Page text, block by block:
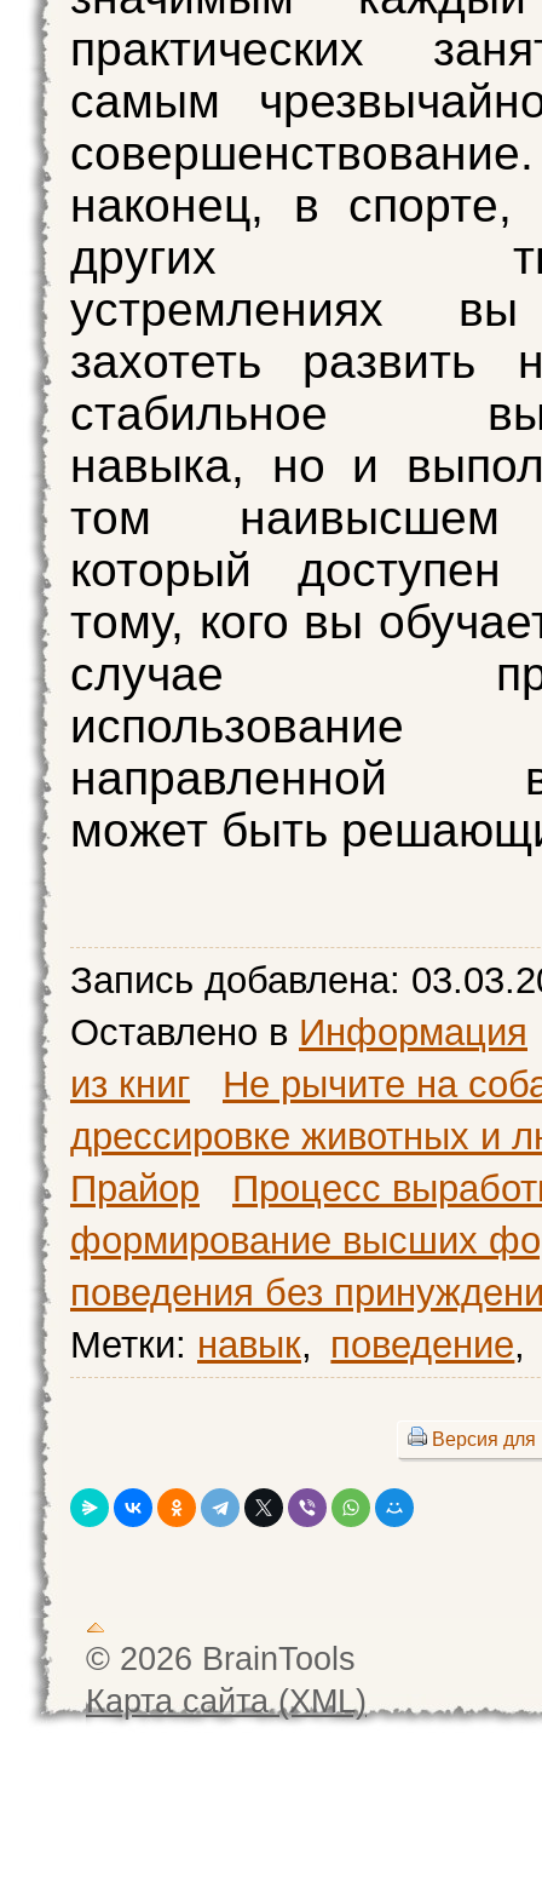
практических
самым
наконец, в
других
устремлениях
захотеть развить
стабильное
навыка, но и
том наивысшем
который
тому, кого вы
случае
использование
направленной
может быть
Запись добавлена:
Оставлено в Информация
из книг
Не рычите на
дрессировке животных и
Прайор
Процесс
формирование высших
поведения без
Метки: навык, поведение,
Версия для
© 2026 BrainTools
Карта сайта (XML)